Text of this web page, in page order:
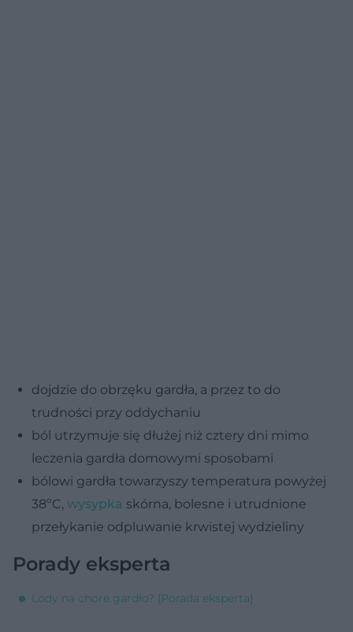
dojdzie do obrzęku gardła, a przez to do
trudności przy oddychaniu
ból utrzymuje się dłużej niż cztery dni mimo
leczenia gardła domowymi sposobami
bólowi gardła towarzyszy temperatura powyżej
38ºC, wysypka skórna, bolesne i utrudnione
przełykanie odpluwanie krwistej wydzieliny
Porady eksperta
Lody na chore gardło? [Porada eksperta]